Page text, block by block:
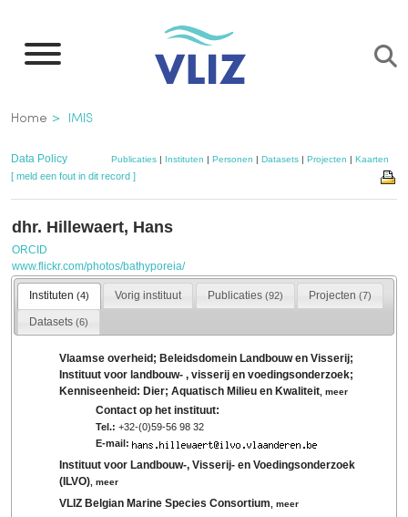
naar
inhoud
gaan
Kruimelpad
Home IMIS
Data Policy Publicaties| Instituten | Personen | Datasets| Projecten | Kaarten
[ meld een fout in dit record ]
dhr. Hillewaert, Hans
ORCID
www.flickr.com/photos/bathyporeia/
Instituten (4) Vorig instituut Publicaties (92) Projecten (7)
Datasets (6)
Vlaamse overheid; Beleidsdomein Landbouw en Visserij;
Instituut voor landbouw- , visserij en voedingsonderzoek;
Kenniseenheid: Dier; Aquatisch Milieu en Kwaliteit ,meer
Contact op het instituut:
Tel.: +32-(0)59-56 98 32
E-mail:
Instituut voor Landbouw-, Visserij- en Voedingsonderzoek
(ILVO) ,meer
VLIZ Belgian Marine Species Consortium ,meer